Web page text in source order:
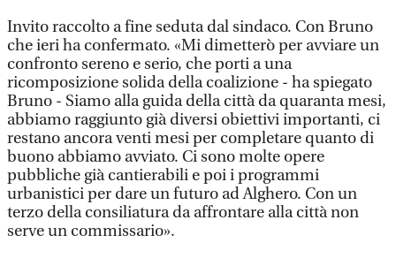
Invito raccolto a fine seduta dal sindaco. Con Bruno
che ieri ha confermato. «Mi dimetterò per avviare un
confronto sereno e serio, che porti a una
ricomposizione solida della coalizione - ha spiegato
Bruno - Siamo alla guida della città da quaranta mesi,
abbiamo raggiunto già diversi obiettivi importanti, ci
restano ancora venti mesi per completare quanto di
buono abbiamo avviato. Ci sono molte opere
pubbliche già cantierabili e poi i programmi
urbanistici per dare un futuro ad Alghero. Con un
terzo della consiliatura da affrontare alla città non
serve un commissario».